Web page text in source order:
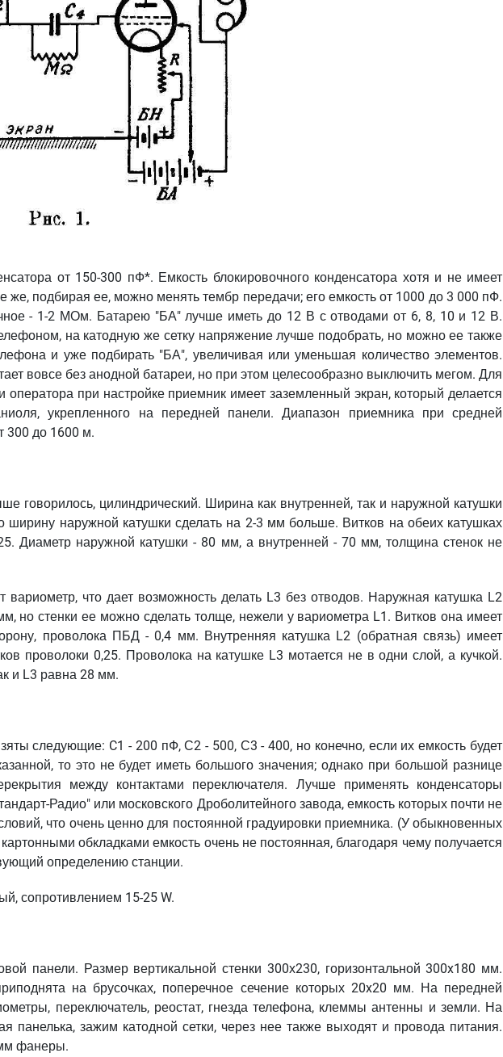
от 150-300 пФ*. Емкость блокировочного конденсатора хотя и не имеет
же, подбирая ее, можно менять тембр передачи; его емкость от 1000 до 3 000 пФ.
- 1-2 МОм. Батарею "БА" лучше иметь до 12 В с отводами от 6, 8, 10 и 12 В.
на катодную же сетку напряжение лучше подобрать, но можно ее также
и уже подбирать "БА", увеличивая или уменьшая количество элементов.
вовсе без анодной батареи, но при этом целесообразно выключить мегом. Для
при настройке приемник имеет заземленный экран, который делается
укрепленного на передней панели. Диапазон приемника при средней
300 до 1600 м.
говорилось, цилиндрический. Ширина как внутренней, так и наружной катушки
ширину наружной катушки сделать на 2-3 мм больше. Витков на обеих катушках
Диаметр наружной катушки - 80 мм, а внутренней - 70 мм, толщина стенок не
вариометр, что дает возможность делать L3 без отводов. Наружная катушка L2
но стенки ее можно сделать толще, нежели у вариометра L1. Витков она имеет
проволока ПБД - 0,4 мм. Внутренняя катушка L2 (обратная связь) имеет
проволоки 0,25. Проволока на катушке L3 мотается не в одни слой, а кучкой.
и L3 равна 28 мм.
следующие: C1 - 200 пФ, С2 - 500, С3 - 400, но конечно, если их емкость будет
то это не будет иметь большого значения; однако при большой разнице
между контактами переключателя. Лучше применять конденсаторы
Радио" или московского Дроболитейного завода, емкость которых почти не
что очень ценно для постоянной градуировки приемника. (У обыкновенных
обкладками емкость очень не постоянная, благодаря чему получается
определению станции.
сопротивлением 15-25 W.
панели. Размер вертикальной стенки 300х230, горизонтальной 300x180 мм.
на брусочках, поперечное сечение которых 20x20 мм. На передней
переключатель, реостат, гнезда телефона, клеммы антенны и земли. На
панелька, зажим катодной сетки, через нее также выходят и провода питания.
фанеры.